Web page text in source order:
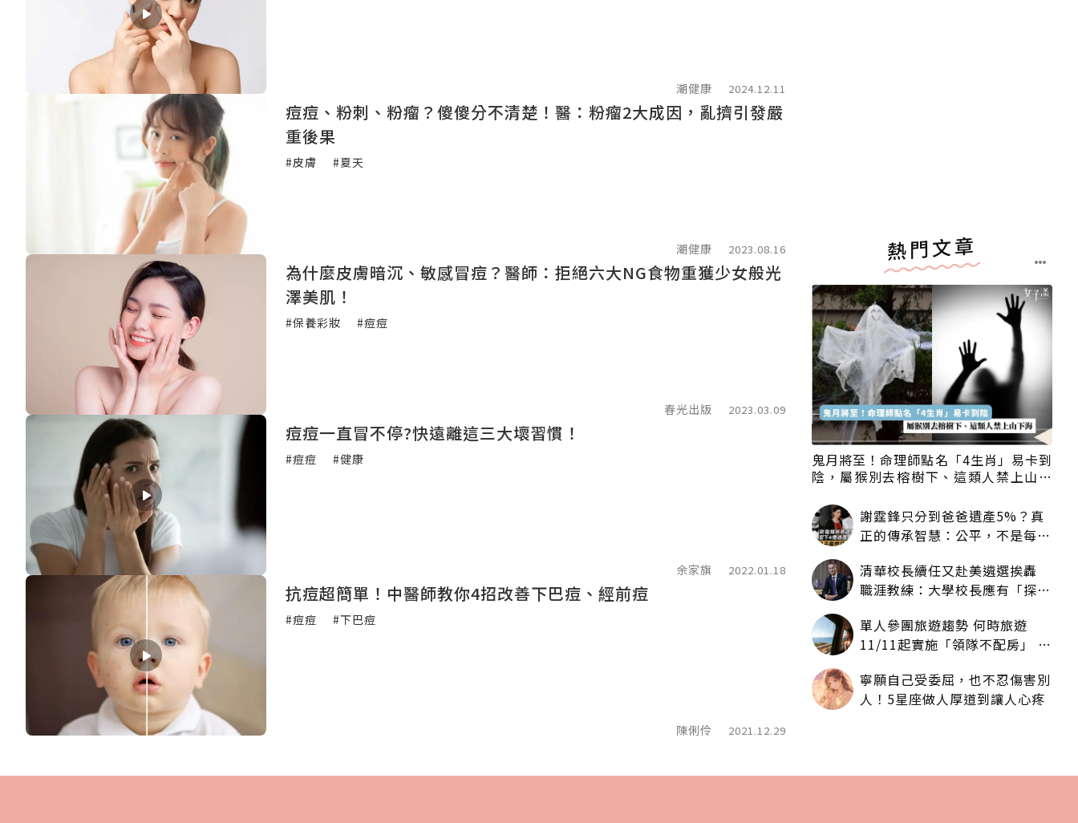
潮健康 2024.12.11
痘痘、粉刺、粉瘤？傻傻分不清楚！醫：粉瘤2大成因，亂擠引發嚴
重後果
#皮膚 #夏天
潮健康 2023.08.16
為什麼皮膚暗沉、敏感冒痘？醫師：拒絕六大NG食物重獲少女般光
澤美肌！
#保養彩妝 #痘痘
春光出版 2023.03.09
痘痘一直冒不停?快遠離這三大壞習慣！
#痘痘 #健康
余家旗 2022.01.18
抗痘超簡單！中醫師教你4招改善下巴痘、經前痘
#痘痘 #下巴痘
陳俐伶 2021.12.29
熱門文章
鬼月將至！命理師點名「4生肖」易卡到
陰，屬猴別去榕樹下、這類人禁上山下
謝霆鋒只分到爸爸遺產5%？真
正的傳承智慧：公平，不是每個
清華校長續任又赴美遴選挨轟
職涯教練：大學校長應有「探
單人參團旅遊趨勢 何時旅遊
11/11起實施「領隊不配房」 落
寧願自己受委屈，也不忍傷害別
人！5星座做人厚道到讓人心疼